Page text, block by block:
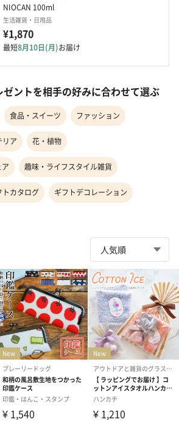
NIOCAN 100ml
生活雑貨・日用品
¥1,870
最短8月10日(月)お届け
ントを相手の好みに合わせて選ぶ
食品・スイーツ ファッション
リア 花・植物
趣味・ライフスタイル雑貨
トカタログ ギフトデコレーション